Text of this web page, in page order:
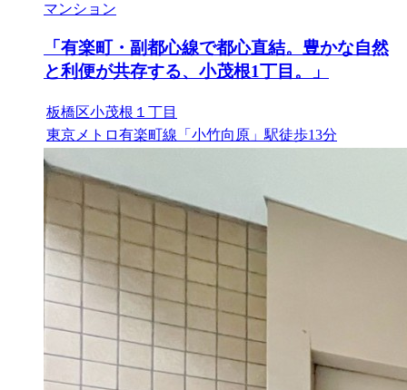
マンション
「有楽町・副都心線で都心直結。豊かな自然
と利便が共存する、小茂根1丁目。」
板橋区小茂根１丁目
東京メトロ有楽町線「小竹向原」駅徒歩13分